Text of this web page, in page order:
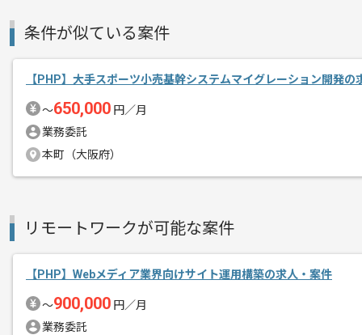
メント
取引実績のある企業の案件です。
これまでの経験を活かしてご活躍いただ
長期案件ですので腰を据えて作業され
条件が似ている案件
【PHP】大手スポーツ小売基幹システムマイグレーション開発の
〜650,000 円／月
業務委託
本町（大阪府）
リモートワークが可能な案件
【PHP】Webメディア業界向けサイト運用構築の求人・案件
〜900,000 円／月
業務委託